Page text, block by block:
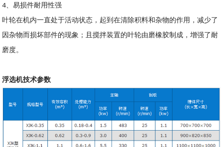
4、易损件耐用性强
叶轮在机内一直处于活动状态，起到在清除积料和杂物的作用，减少了
因杂物而损坏部件的现象；且搅拌装置的叶轮由磨橡胶制成，增强了耐
磨度。
浮选机技术参数